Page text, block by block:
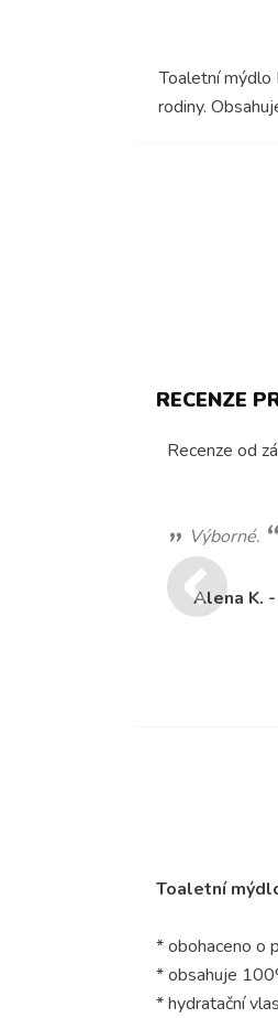
Toaletní mýdlo
rodiny.
RECENZE
Recenze od
Výborné.
Alena K.
Toaletní
* obohaceno o
* obsahuje
* hydratační